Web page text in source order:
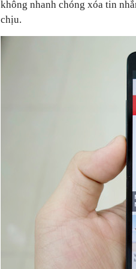
không nhanh chóng xóa tin
chịu.